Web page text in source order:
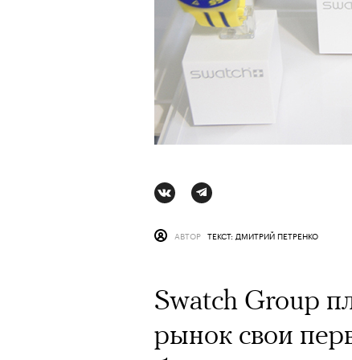
АВТОР ТЕКСТ: ДМИТРИЙ ПЕТРЕНКО
Swatch Group
рынок свои
Сцена из восстановленного
АВТОР КРИСТИНА
Год назад